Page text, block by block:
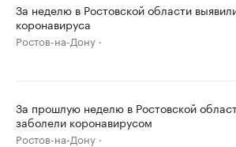
За неделю в Ростовской области
коронавируса
Ростов-на-Дону
За прошлую неделю в Ростовской
заболели коронавирусом
Ростов-на-Дону